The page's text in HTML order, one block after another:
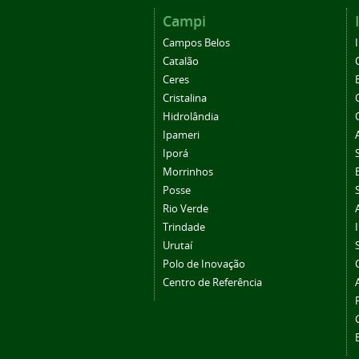
Campi
Campos Belos
Catalão
Ceres
Cristalina
Hidrolândia
Ipameri
Iporá
Morrinhos
Posse
Rio Verde
Trindade
Urutaí
Polo de Inovação
Centro de Referência